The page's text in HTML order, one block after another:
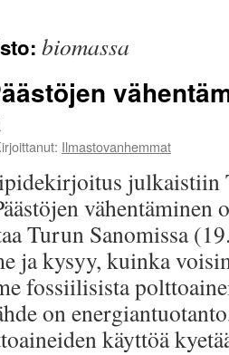
biomassa
Ilmastovanhemmat
julkaistiin
Turun Sanomissa
ja kysyy, kuinka
fossiilisista
on
käyttöä